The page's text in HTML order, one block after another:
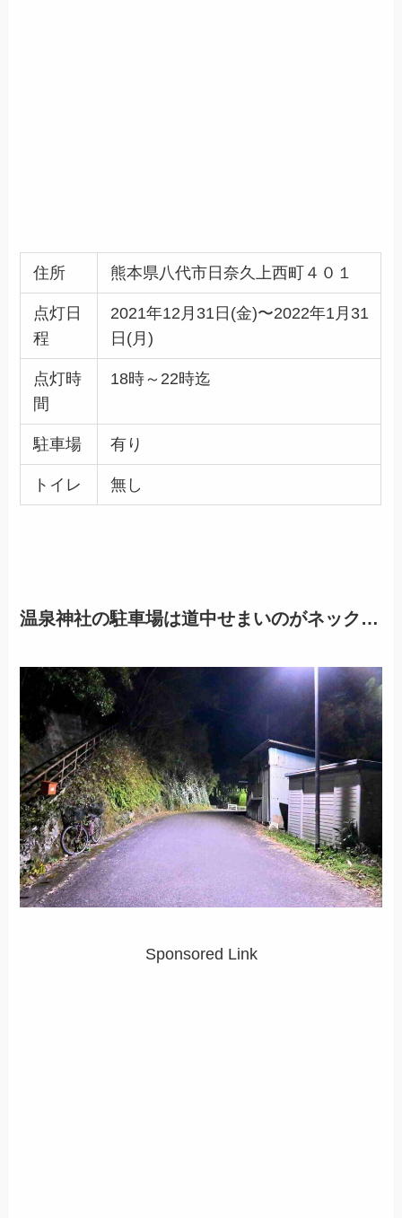
住所 熊本県八代市日奈久上西町４０１
点灯日
程
2021年12月31日(金)〜2022年1月31
日(月)
点灯時
間
18時～22時迄
駐車場 有り
トイレ 無し
温泉神社の駐車場は道中せまいのがネック…
Sponsored Link